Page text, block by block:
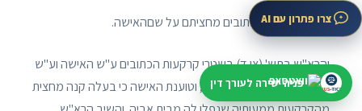
שטרי קרקעות הכתובים מחציתם על שםהאישה.
והרא"ש בתש' (צו,ד) בשטרי קרקעות הכתובים ע"ש האישה וע"ש
בעלה המנוח בחלקים שווים, וטוענת האישה כי בעלה קנה מחצית
צרו פתרון עם AI
פניה ישירה לעורך דין